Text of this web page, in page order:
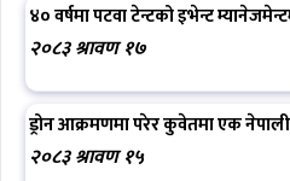
४० वर्षमा पटवा टेन्टको इभेन्ट
२०८३ श्रावण १७
ड्रोन आक्रमणमा परेर कुवेतमा एक
२०८३ श्रावण १५